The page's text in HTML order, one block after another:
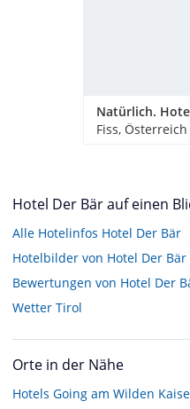
Fiss, Österreich
Hotel Der Bär auf einen
Alle Hotelinfos Hotel Der Bär
Hotelbilder von Hotel Der Bär
Bewertungen von Hotel Der
Wetter Tirol
Orte in der Nähe
Hotels Going am Wilden